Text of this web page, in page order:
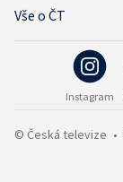
Vše o ČT
Instagram
© Česká televize •